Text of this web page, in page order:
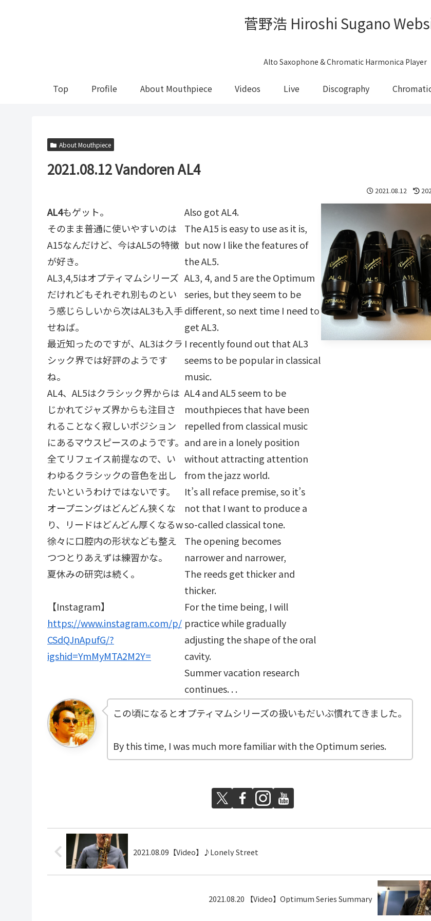
菅野浩 Hiroshi Sugano
Alto Saxophone & Chromatic Harmonica Player
Top Profile About Mouthpiece Videos Live Discography
About Mouthpiece
2021.08.12 Vandoren AL4
2021.08.12
AL4もゲット。
そのまま普通に使いやすいのは
A15なんだけど、今はAL5の特徴
が好き。
AL3,4,5はオプティマムシリーズ
だけれどもそれぞれ別ものとい
う感じらしいから次はAL3も入手
せねば。
最近知ったのですが、AL3はクラ
シック界では好評のようです
ね。
AL4、AL5はクラシック界からは
じかれてジャズ界からも注目さ
れることなく寂しいポジション
にあるマウスピースのようです。
全てリフェイス前提なので、い
わゆるクラシックの音色を出し
たいというわけではないです。
オープニングはどんどん狭くな
り、リードはどんどん厚くなるw
徐々に口腔内の形状なども整え
つつとりあえずは練習かな。
夏休みの研究は続く。
【Instagram】
https://www.instagram.com/p/
CSdQJnApufG/?
igshid=YmMyMTA2M2Y=
Also got AL4.
The A15 is easy to use as it is,
but now I like the features of
the AL5.
AL3, 4, and 5 are the Optimum
series, but they seem to be
different, so next time I need to
get AL3.
I recently found out that AL3
seems to be popular in classical
music.
AL4 and AL5 seem to be
mouthpieces that have been
repelled from classical music
and are in a lonely position
without attracting attention
from the jazz world.
It’s all reface premise, so it’s
not that I want to produce a
so-called classical tone.
The opening becomes
narrower and narrower,
The reeds get thicker and
thicker.
For the time being, I will
practice while gradually
adjusting the shape of the oral
cavity.
Summer vacation research
continues. . .
この頃になるとオプティマムシリーズの扱いもだいぶ慣れてきました。
By this time, I was much more familiar with the Optimum series.
2021.08.09【Video】♪Lonely Street
2021.08.20 【Video】Optimum Series Summary